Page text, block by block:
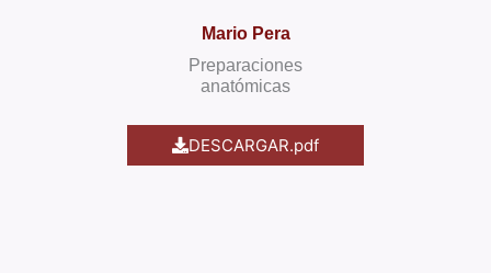
Mario Pera
Preparaciones
anatómicas
DESCARGAR.pdf